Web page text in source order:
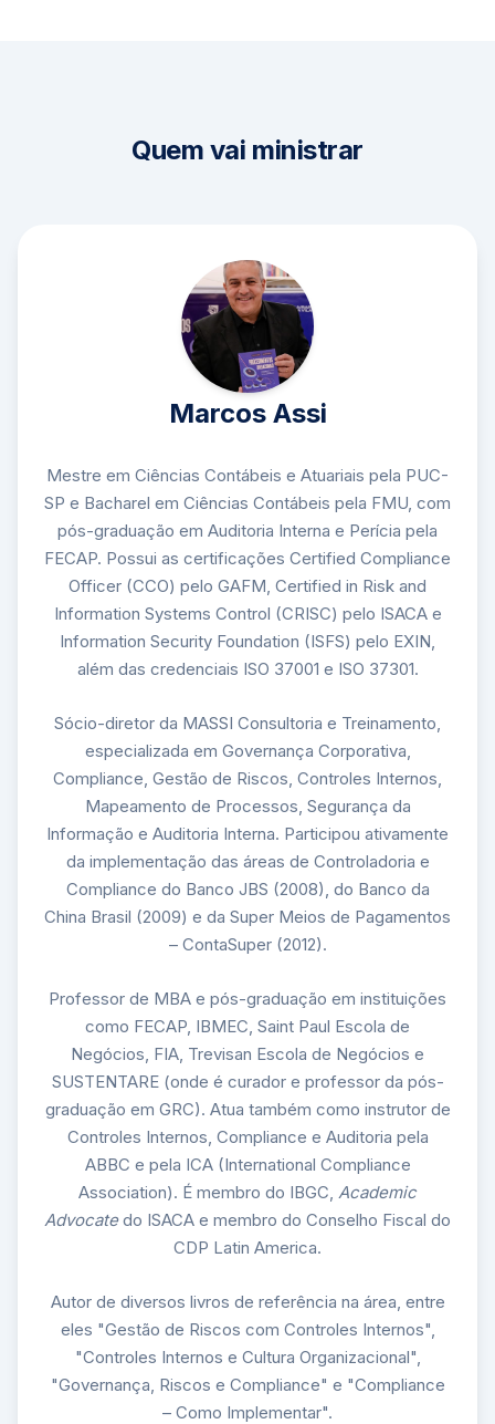
Quem vai ministrar
Marcos Assi
Mestre em Ciências Contábeis e Atuariais pela PUC-
SP e Bacharel em Ciências Contábeis pela FMU, com
pós-graduação em Auditoria Interna e Perícia pela
FECAP. Possui as certificações Certified Compliance
Officer (CCO) pelo GAFM, Certified in Risk and
Information Systems Control (CRISC) pelo ISACA e
Information Security Foundation (ISFS) pelo EXIN,
além das credenciais ISO 37001 e ISO 37301.
Sócio-diretor da MASSI Consultoria e Treinamento,
especializada em Governança Corporativa,
Compliance, Gestão de Riscos, Controles Internos,
Mapeamento de Processos, Segurança da
Informação e Auditoria Interna. Participou ativamente
da implementação das áreas de Controladoria e
Compliance do Banco JBS (2008), do Banco da
China Brasil (2009) e da Super Meios de Pagamentos
– ContaSuper (2012).
Professor de MBA e pós-graduação em instituições
como FECAP, IBMEC, Saint Paul Escola de
Negócios, FIA, Trevisan Escola de Negócios e
SUSTENTARE (onde é curador e professor da pós-
graduação em GRC). Atua também como instrutor de
Controles Internos, Compliance e Auditoria pela
ABBC e pela ICA (International Compliance
Association). É membro do IBGC, Academic
Advocatedo ISACA e membro do Conselho Fiscal do
CDP Latin America.
Autor de diversos livros de referência na área, entre
eles "Gestão de Riscos com Controles Internos",
"Controles Internos e Cultura Organizacional",
"Governança, Riscos e Compliance" e "Compliance
– Como Implementar".